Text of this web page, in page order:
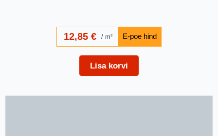
12,85 € m²
Lisa korvi